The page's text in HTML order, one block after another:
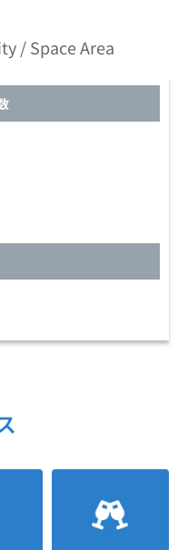
/ Space Area